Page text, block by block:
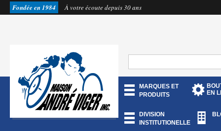
Fondée en 1984 À votre écoute depuis 30 ans
MARQUES ET
PRODUITS
EN
DIVISION
INSTITUTIONELLE